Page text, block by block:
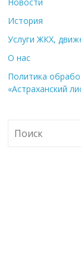
Новости
История
Услуги ЖКХ,
О нас
Политика
«Астраханский